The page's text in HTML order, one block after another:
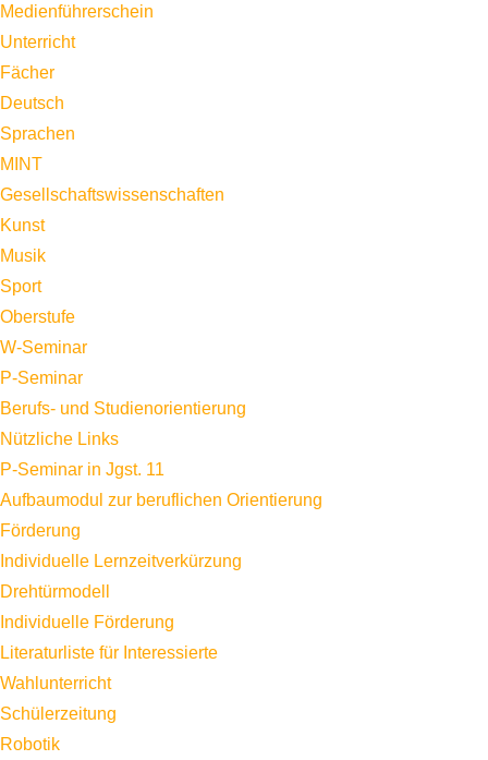
Medienführerschein
Unterricht
Fächer
Deutsch
Sprachen
MINT
Gesellschaftswissenschaften
Kunst
Musik
Sport
Oberstufe
W-Seminar
P-Seminar
Berufs- und Studienorientierung
Nützliche Links
P-Seminar in Jgst. 11
Aufbaumodul zur beruflichen Orientierung
Förderung
Individuelle Lernzeitverkürzung
Drehtürmodell
Individuelle Förderung
Literaturliste für Interessierte
Wahlunterricht
Schülerzeitung
Robotik